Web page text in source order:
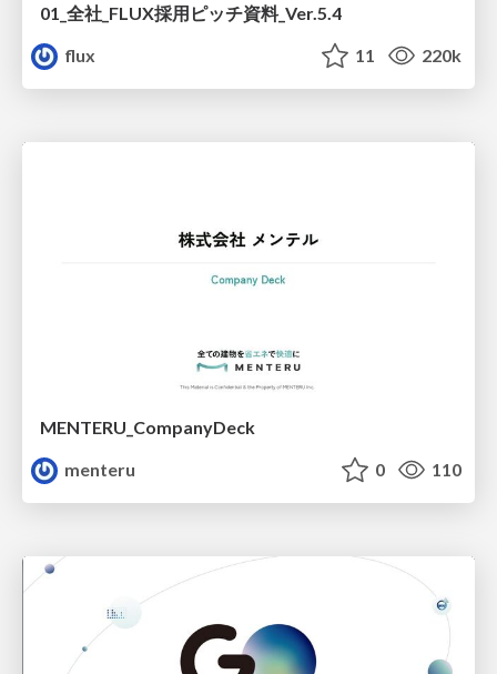
01_全社_FLUX採用ピッチ資料_Ver.5.4
flux
11 220k
MENTERU_CompanyDeck
menteru
0 110